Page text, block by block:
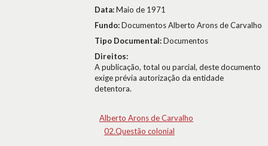
Data:Maio de 1971
Fundo:Documentos Alberto Arons de Carvalho
Tipo Documental:Documentos
Direitos:
A publicação, total ou parcial, deste documento
exige prévia autorização da entidade
detentora.
Alberto Arons de Carvalho
02.Questão colonial